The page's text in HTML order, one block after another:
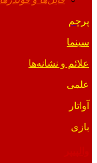
پرچم
سینما
علائم و نشانه‌ها
علمی
آواتار
بازی